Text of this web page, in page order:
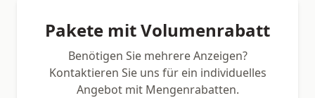
Pakete mit Volumenrabatt
Benötigen Sie mehrere Anzeigen?
Kontaktieren Sie uns für ein individuelles
Angebot mit Mengenrabatten.